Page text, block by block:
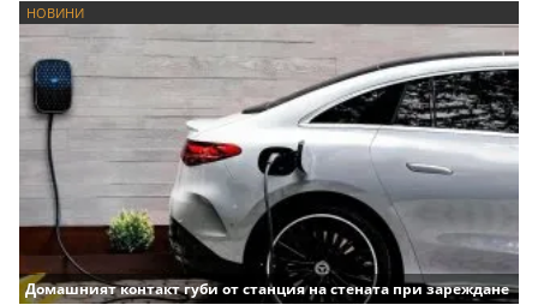
НОВИНИ
Домашният контакт губи от станция на стената при зареждане